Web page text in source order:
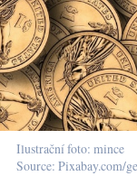
Ilustrační foto: mince
Source: Pixabay.com/